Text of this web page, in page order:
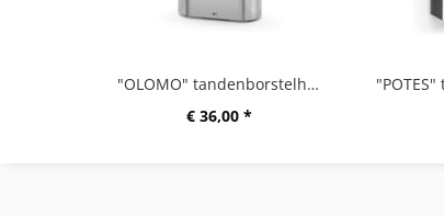
"OLOMO" tandenborstelhouder
€ 36,00 *